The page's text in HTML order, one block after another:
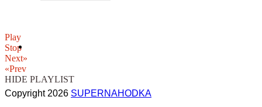
Play
Stop
Next»
«Prev
HIDE PLAYLIST
Copyright 2026 SUPERNAHODKA